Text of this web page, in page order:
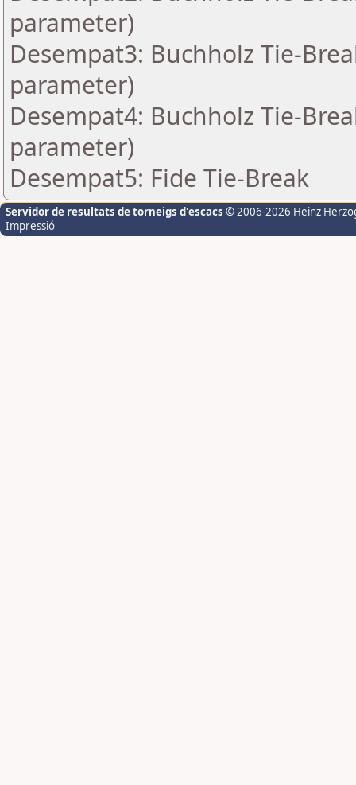
parameter)
Desempat3: Buchholz Tie-
parameter)
Desempat4: Buchholz Tie-
parameter)
Desempat5: Fide Tie-Break
Servidor de resultats de torneigs d'escacs © 2006-2026 Heinz
Impressió